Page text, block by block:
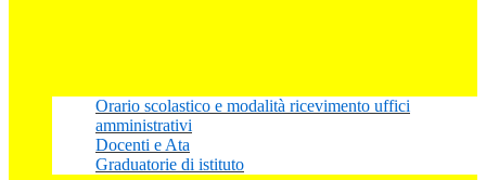
Orario scolastico e modalità ricevimento uffici
amministrativi
Docenti e Ata
Graduatorie di istituto